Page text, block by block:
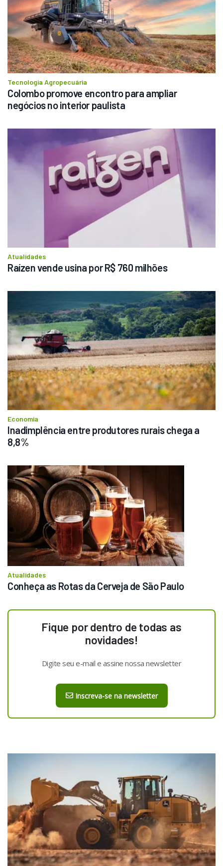
Tecnologia Agropecuária
Colombo promove encontro para ampliar
negócios no interior paulista
Atualidades
Raízen vende usina por R$ 760 milhões
Economia
Inadimplência entre produtores rurais chega a
8,8%
Atualidades
Conheça as Rotas da Cerveja de São Paulo
Fique por dentro de todas as
novidades!
Digite seu e-mail e assine nossa newsletter
Inscreva-se na newsletter